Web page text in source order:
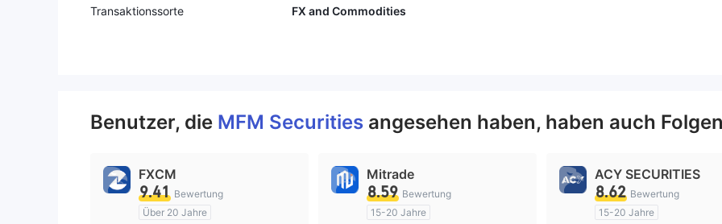
UG IST ODER NICHT, SIE VERSU
Transaktionssorte
FX and Commodities
Benutzer, die MFM Securities angesehen haben, haben auch
FXCM
9.41 Bewertung
Über 20 Jahre
Mitrade
8.59 Bewertung
15-20 Jahre
ACY SECURITIES
8.62 Bewertung
15-20 Jahre